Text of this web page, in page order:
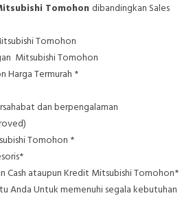
Tomohon dibandingkan Sales
Tomohon
Mitsubishi Tomohon
Harga Termurah *
dan berpengalaman
Tomohon *
Cash ataupun Kredit Mitsubishi Tomohon*
Anda Untuk memenuhi segala kebutuhan